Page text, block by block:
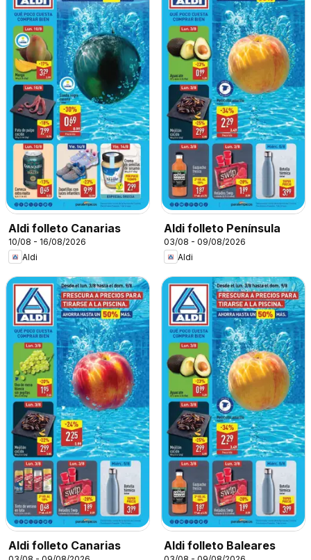
Aldi folleto Canarias
10/08 - 16/08/2026
Aldi
Aldi folleto Península
03/08 - 09/08/2026
Aldi
Aldi folleto Canarias Aldi folleto Baleares